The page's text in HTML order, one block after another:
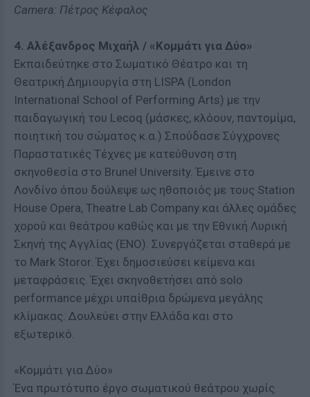
Camera: Πέτρος Κέφαλος
4. Αλέξανδρος Μιχαήλ / «Κομμάτι για Δύο»
Εκπαιδεύτηκε στο Σωματικό Θέατρο και τη
Θεατρική Δημιουργία στη LISPA (London
International School of Performing Arts) με την
παιδαγωγική του Lecoq (μάσκες, κλόουν, παντομίμα,
ποιητική του σώματος κ.α.) Σπούδασε Σύγχρονες
Παραστατικές Τέχνες με κατεύθυνση στη
σκηνοθεσία στο Brunel University. Έμεινε στο
Λονδίνο όπου δούλεψε ως ηθοποιός με τους Station
House Opera, Theatre Lab Company και άλλες ομάδες
χορού και θεάτρου καθώς και με την Εθνική Λυρική
Σκηνή της Αγγλίας (ΕΝΟ). Συνεργάζεται σταθερά με
το Mark Storor. Έχει δημοσιεύσει κείμενα και
μεταφράσεις. Έχει σκηνοθετήσει από solo
performance μέχρι υπαίθρια δρώμενα μεγάλης
κλίμακας. Δουλεύει στην Ελλάδα και στο
εξωτερικό.
«Κομμάτι για Δύο»
Ένα πρωτότυπο έργο σωματικού θεάτρου χωρίς